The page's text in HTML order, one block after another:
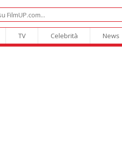
TV Celebrità News